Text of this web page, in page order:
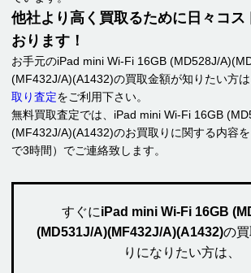
他社より高く買取るために日々コス
おります！
お手元のiPad mini Wi-Fi 16GB (MD528J/
(MF432J/A)(A1432)の買取金額が知りたい方
取り査定をご利用下さい。
無料買取査定では、iPad mini Wi-Fi 16GB
(MF432J/A)(A1432)のお買取りに関する内容
で3時間）でご連絡致します。
すぐにiPad mini Wi-Fi 16GB
(MD531J/A)(MF432J/A)(A1432)の
りになりたい方は、